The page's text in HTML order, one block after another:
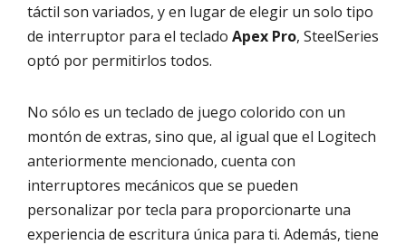
táctil son variados, y en lugar de elegir un solo tipo
de interruptor para el teclado Apex Pro, SteelSeries
optó por permitirlos todos.
No sólo es un teclado de juego colorido con un
montón de extras, sino que, al igual que el Logitech
anteriormente mencionado, cuenta con
interruptores mecánicos que se pueden
personalizar por tecla para proporcionarte una
experiencia de escritura única para ti. Además, tiene